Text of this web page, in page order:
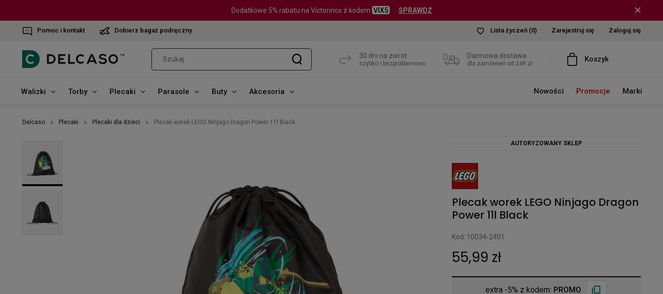
Dodatkowe 5% rabatu na Victorinox z kodem VIX5 SPRAWDŹ
Pomoc i kontakt Dobierz bagaż podręczny Lista życzeń (0) Zarejestruj się Zaloguj się
30 dni na zwrot
szybko i bezproblemowo
Darmowa dostawa
dla zamówień od 249 zł Koszyk
Walizki Torby Plecaki Parasole Buty Akcesoria Nowości Promocje Marki
Delcaso Plecaki Plecaki dla dzieci Plecak worek LEGO Ninjago Dragon Power 11l Black
AUTORYZOWANY SKLEP
Plecak worek LEGO Ninjago Dragon
Power 11l Black
Kod: 10034-2401
55,99 zł
extra -5% z kodem: PROMO